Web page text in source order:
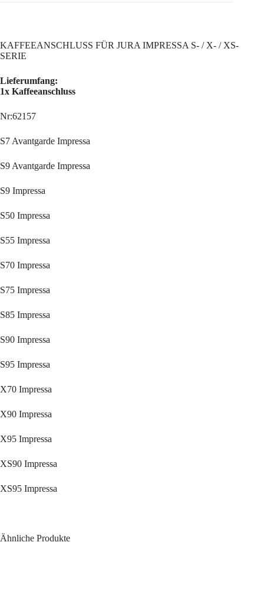
KAFFEEANSCHLUSS FÜR JURA IMPRESSA S- / X- / XS-
SERIE
Lieferumfang:
1x Kaffeeanschluss
Nr:62157
S7 Avantgarde Impressa
S9 Avantgarde Impressa
S9 Impressa
S50 Impressa
S55 Impressa
S70 Impressa
S75 Impressa
S85 Impressa
S90 Impressa
S95 Impressa
X70 Impressa
X90 Impressa
X95 Impressa
XS90 Impressa
XS95 Impressa
Ähnliche Produkte